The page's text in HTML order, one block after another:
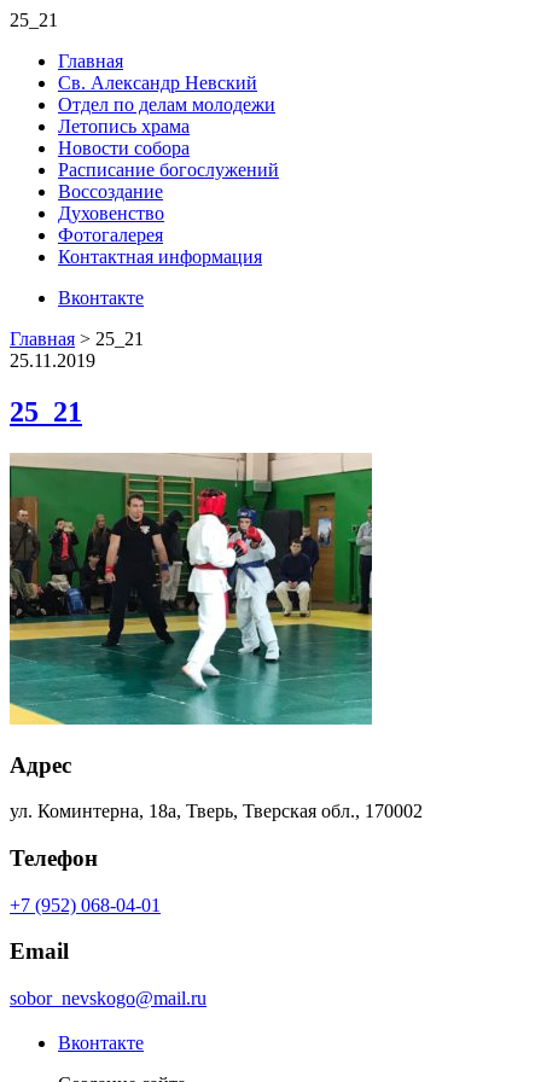
25_21
Главная
Св. Александр Невский
Отдел по делам молодежи
Летопись храма
Новости собора
Расписание богослужений
Воссоздание
Духовенство
Фотогалерея
Контактная информация
Вконтакте
Главная > 25_21
25.11.2019
25_21
Адрес
ул. Коминтерна, 18а, Тверь, Тверская обл., 170002
Телефон
+7 (952) 068-04-01
Email
sobor_nevskogo@mail.ru
Вконтакте